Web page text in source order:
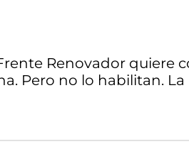
Renovador
Pero no lo habilitan. La